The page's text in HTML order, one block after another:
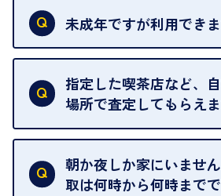
類はこちらをご確認ください。
未成年ですが利用でき
18歳未満の方は、保護者の同
ただけません。
指定した喫茶店など、
場所で査定してもらえ
ご自宅以外での査定はお引き
定のお店や、ほかのお客様への
えられるためです。
朝か夜しか家にいませ
取は何時から何時まで